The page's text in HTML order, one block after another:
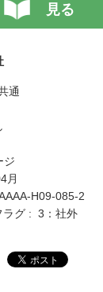
見る
通
ジ
月
H09-085-2
ラグ : 3：社外